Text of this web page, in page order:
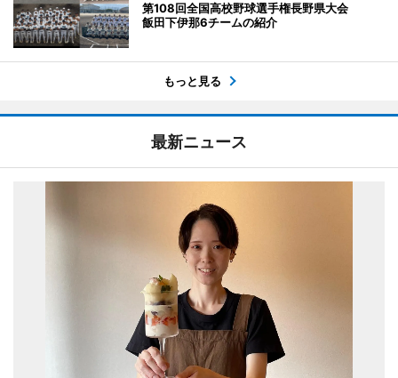
第108回全国高校野球選手権長野県大会
飯田下伊那6チームの紹介
もっと見る
最新ニュース